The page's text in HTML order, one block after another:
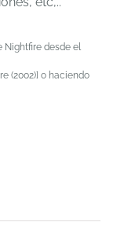
Nightfire desde el
(2002)] o haciendo